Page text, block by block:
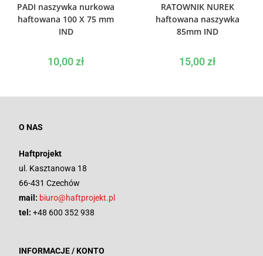
PADI naszywka nurkowa
haftowana 100 X 75 mm
IND
10,00zł
RATOWNIK NUREK
haftowana naszywka
85mm IND
15,00zł
O NAS
Haftprojekt
ul. Kasztanowa 18
66-431 Czechów
mail: biuro@haftprojekt.pl
tel: +48 600 352 938
INFORMACJE / KONTO